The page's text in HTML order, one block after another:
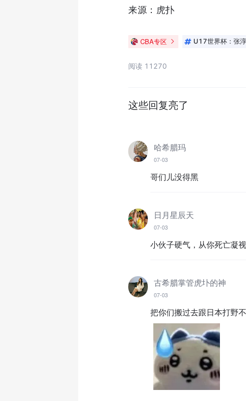
来源：虎扑
CBA专区 U17世界杯：张
阅读 11270
这些回复亮了
哈希腊玛
07-03
哥们儿没得黑
日月星辰天
07-03
小伙子硬气，从你死亡凝
古希腊掌管虎圤的神
07-03
把你们搬过去跟日本打野